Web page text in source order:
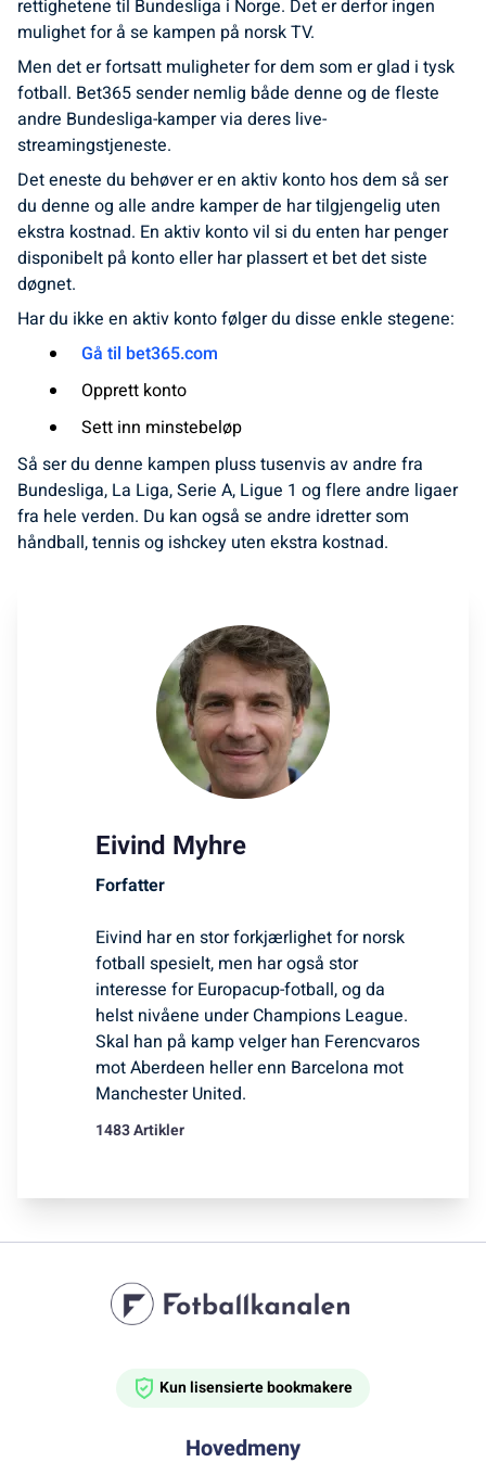
rettighetene til Bundesliga i Norge. Det er derfor ingen
mulighet for å se kampen på norsk TV.
Men det er fortsatt muligheter for dem som er glad i tysk
fotball. Bet365 sender nemlig både denne og de fleste
andre Bundesliga-kamper via deres live-
streamingstjeneste.
Det eneste du behøver er en aktiv konto hos dem så ser
du denne og alle andre kamper de har tilgjengelig uten
ekstra kostnad. En aktiv konto vil si du enten har penger
disponibelt på konto eller har plassert et bet det siste
døgnet.
Har du ikke en aktiv konto følger du disse enkle stegene:
Gå til bet365.com
Opprett konto
Sett inn minstebeløp
Så ser du denne kampen pluss tusenvis av andre fra
Bundesliga, La Liga, Serie A, Ligue 1 og flere andre ligaer
fra hele verden. Du kan også se andre idretter som
håndball, tennis og ishckey uten ekstra kostnad.
Eivind Myhre
Forfatter
Eivind har en stor forkjærlighet for norsk
fotball spesielt, men har også stor
interesse for Europacup-fotball, og da
helst nivåene under Champions League.
Skal han på kamp velger han Ferencvaros
mot Aberdeen heller enn Barcelona mot
Manchester United.
1483 Artikler
Kun lisensierte bookmakere
Hovedmeny